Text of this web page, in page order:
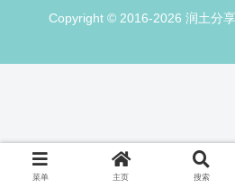
Copyright © 2016-2026 润土分
菜单 主页 搜索